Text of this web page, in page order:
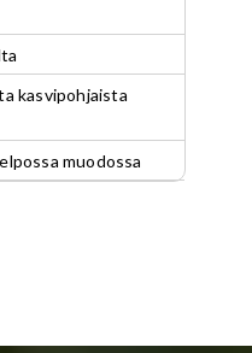
kasvipohjaista
muodossa